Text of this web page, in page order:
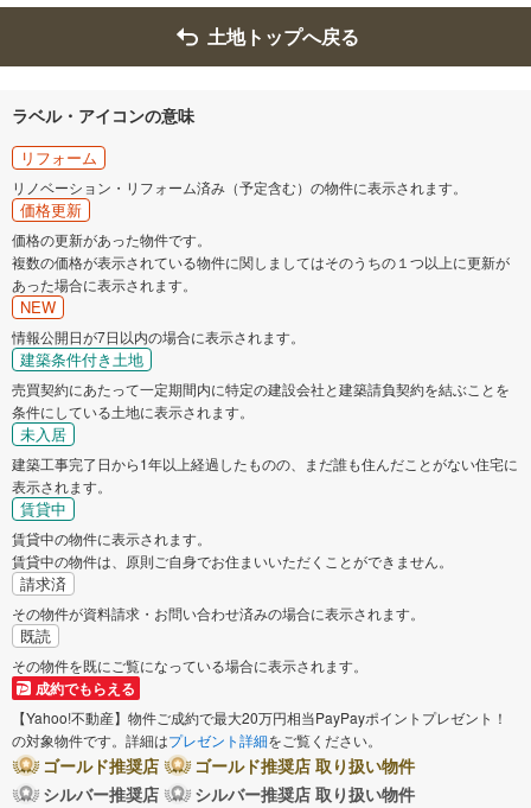
土地トップへ戻る
ラベル・アイコンの意味
リフォーム
リノベーション・リフォーム済み（予定含む）の物件に表示されます。
価格更新
価格の更新があった物件です。
複数の価格が表示されている物件に関しましてはそのうちの１つ以上に更新が
あった場合に表示されます。
NEW
情報公開日が7日以内の場合に表示されます。
建築条件付き土地
売買契約にあたって一定期間内に特定の建設会社と建築請負契約を結ぶことを
条件にしている土地に表示されます。
未入居
建築工事完了日から1年以上経過したものの、まだ誰も住んだことがない住宅に
表示されます。
賃貸中
賃貸中の物件に表示されます。
賃貸中の物件は、原則ご自身でお住まいいただくことができません。
請求済
その物件が資料請求・お問い合わせ済みの場合に表示されます。
既読
その物件を既にご覧になっている場合に表示されます。
成約でもらえる
【Yahoo!不動産】物件ご成約で最大20万円相当PayPayポイントプレゼント！
の対象物件です。詳細はプレゼント詳細をご覧ください。
ゴールド推奨店
ゴールド推奨店 取り扱い物件
シルバー推奨店
シルバー推奨店 取り扱い物件